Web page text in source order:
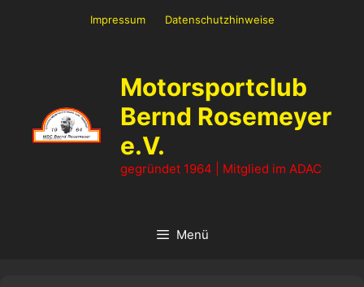
Impressum Datenschutzhinweise
Motorsportclub
Bernd Rosemeyer
e.V.
gegründet 1964 | Mitglied im ADAC
Menü